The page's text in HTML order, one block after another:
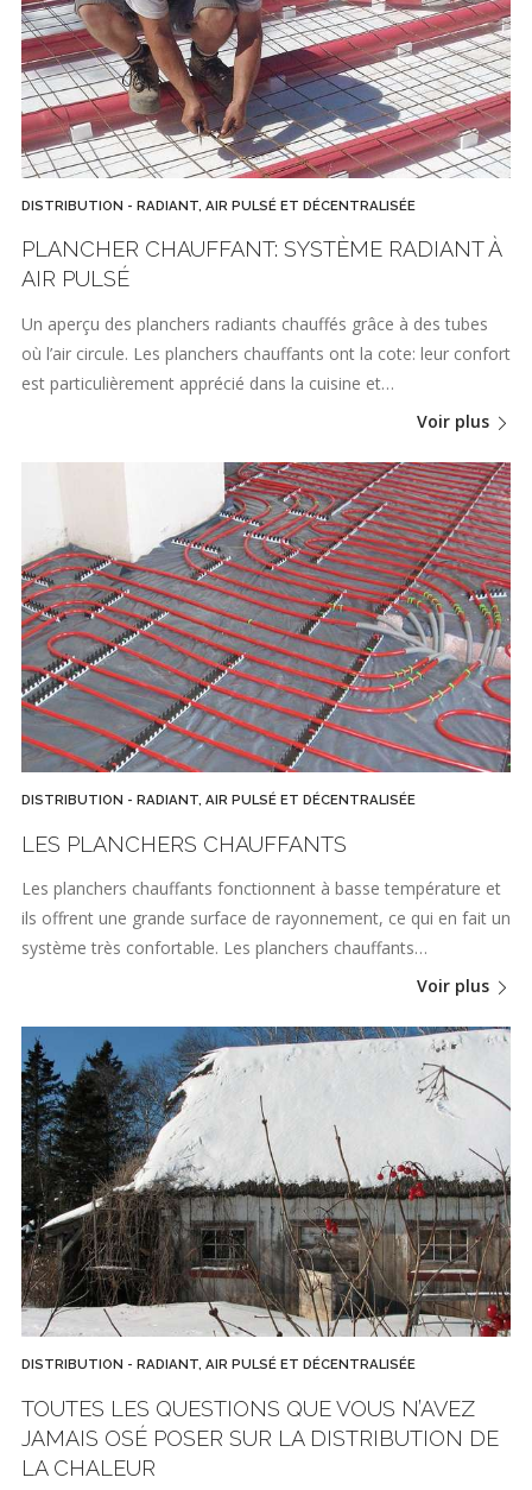
DISTRIBUTION - RADIANT, AIR PULSÉ ET DÉCENTRALISÉE
PLANCHER CHAUFFANT: SYSTÈME RADIANT À
AIR PULSÉ
Un aperçu des planchers radiants chauffés grâce à des tubes
où l’air circule. Les planchers chauffants ont la cote: leur confort
est particulièrement apprécié dans la cuisine et…
Voir plus
DISTRIBUTION - RADIANT, AIR PULSÉ ET DÉCENTRALISÉE
LES PLANCHERS CHAUFFANTS
Les planchers chauffants fonctionnent à basse température et
ils offrent une grande surface de rayonnement, ce qui en fait un
système très confortable. Les planchers chauffants…
Voir plus
DISTRIBUTION - RADIANT, AIR PULSÉ ET DÉCENTRALISÉE
TOUTES LES QUESTIONS QUE VOUS N’AVEZ
JAMAIS OSÉ POSER SUR LA DISTRIBUTION DE
LA CHALEUR